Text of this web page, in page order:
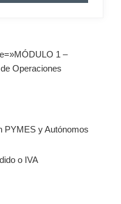
1 –
Operaciones
PYMES y Autónomos
o IVA